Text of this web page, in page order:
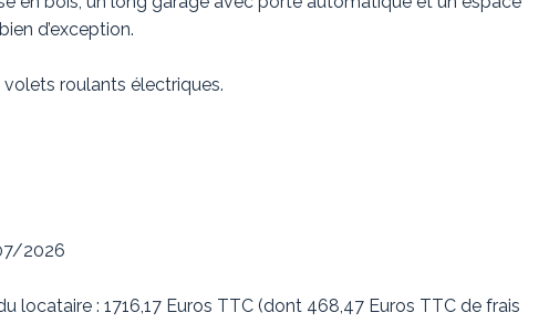
d’exception.
volets roulants électriques.
2026
locataire : 1716,17 Euros TTC (dont 468,47 Euros TTC de frais